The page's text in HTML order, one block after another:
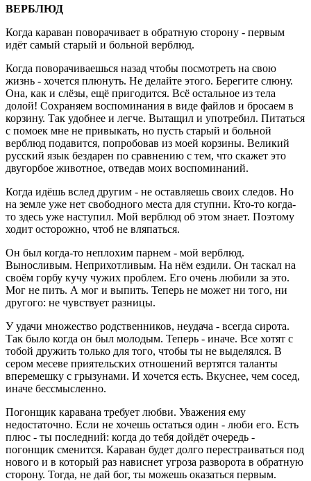
ВЕРБЛЮД
Когда караван поворачивает в обратную сторону - первым
идёт самый старый и больной верблюд.
Когда поворачиваешься назад чтобы посмотреть на свою
жизнь - хочется плюнуть. Не делайте этого. Берегите слюну.
Она, как и слёзы, ещё пригодится. Всё остальное из тела
долой! Сохраняем воспоминания в виде файлов и бросаем в
корзину. Так удобнее и легче. Вытащил и употребил. Питаться
с помоек мне не привыкать, но пусть старый и больной
верблюд подавится, попробовав из моей корзины. Великий
русский язык бездарен по сравнению с тем, что скажет это
двугорбое животное, отведав моих воспоминаний.
Когда идёшь вслед другим - не оставляешь своих следов. Но
на земле уже нет свободного места для ступни. Кто-то когда-
то здесь уже наступил. Мой верблюд об этом знает. Поэтому
ходит осторожно, чтоб не вляпаться.
Он был когда-то неплохим парнем - мой верблюд.
Выносливым. Неприхотливым. На нём ездили. Он таскал на
своём горбу кучу чужих проблем. Его очень любили за это.
Мог не пить. А мог и выпить. Теперь не может ни того, ни
другого: не чувствует разницы.
У удачи множество родственников, неудача - всегда сирота.
Так было когда он был молодым. Теперь - иначе. Все хотят с
тобой дружить только для того, чтобы ты не выделялся. В
сером месеве приятельских отношений вертятся таланты
вперемешку с грызунами. И хочется есть. Вкуснее, чем сосед,
иначе бессмысленно.
Погонщик каравана требует любви. Уважения ему
недостаточно. Если не хочешь остаться один - люби его. Есть
плюс - ты последний: когда до тебя дойдёт очередь -
погонщик сменится. Караван будет долго перестраиваться под
нового и в который раз нависнет угроза разворота в обратную
сторону. Тогда, не дай бог, ты можешь оказаться первым.